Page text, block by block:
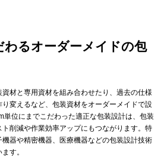
るオーダーメイドの包
資材と専用資材を組み合わせたり、過去の仕様
変えるなど、包装資材をオーダーメイドで設
単位にまでこだわった適正な包装設計は、包装
削減や作業効率アップにもつながります。特
器や精密機器、医療機器などの包装設計技術
す。